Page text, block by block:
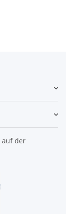
auf der